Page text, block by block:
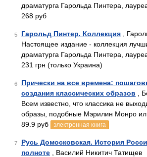
драматурга Гарольда Пинтера,
268 руб
5 Гарольд Пинтер. Коллекция ,
Настоящее издание - коллекция
драматурга Гарольда Пинтера,
231 грн (только Украина)
6
Прически на все времена:
создания классических образов ,
Всем известно, что классика не
образы, подобные Мэрилин Монро
89.9 руб
электронная книга
7
Русь Домосковская. История
полноте , Василий Никитич Татищев